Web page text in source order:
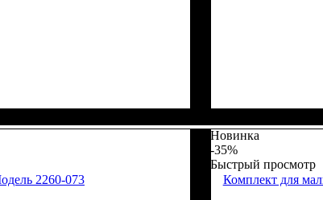
2260-073
Новинка
-35%
Быстрый просмотр
Комплект для